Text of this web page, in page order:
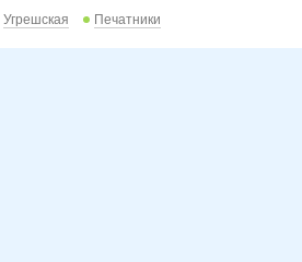
Угрешская Печатники